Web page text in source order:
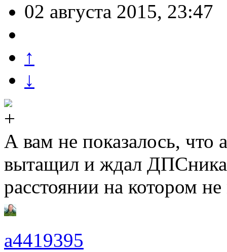
02 августа 2015, 23:47
↑
↓
А вам не показалось, что
вытащил и ждал ДПСника,
расстоянии на котором
a4419395